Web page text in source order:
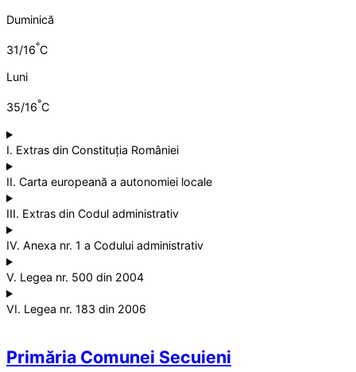
Duminică
31/16°C
Luni
35/16°C
I. Extras din Constituția României
II. Carta europeană a autonomiei locale
III. Extras din Codul administrativ
IV. Anexa nr. 1 a Codului administrativ
V. Legea nr. 500 din 2004
VI. Legea nr. 183 din 2006
Primăria Comunei Secuieni